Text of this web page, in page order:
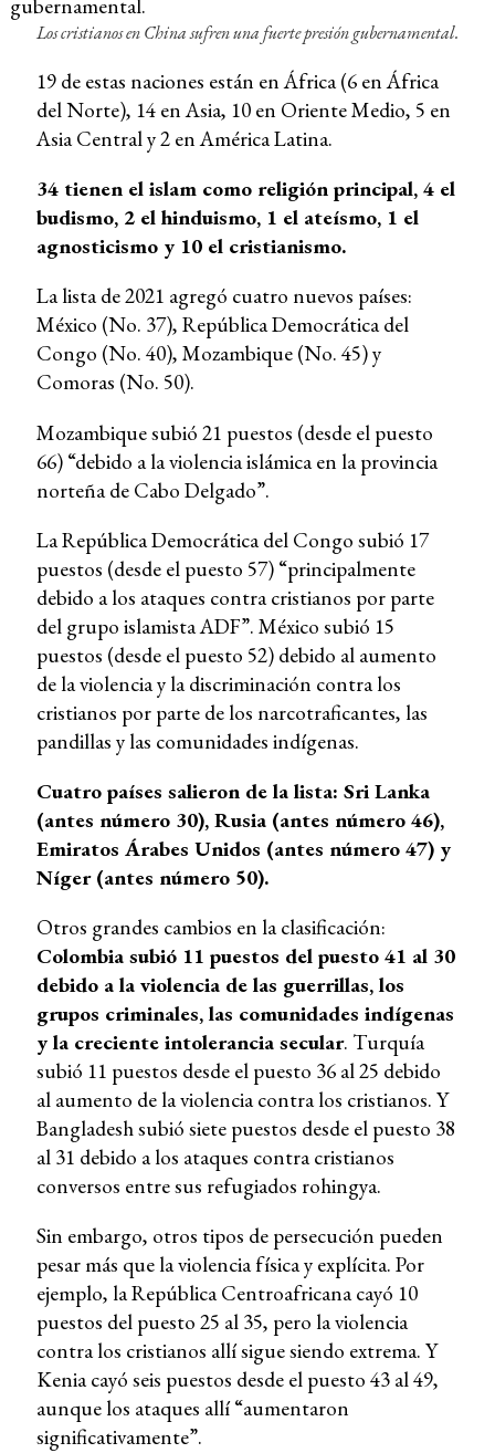
Los cristianos en China sufren una fuerte presión gubernamental.
19 de estas naciones están en África (6 en África
del Norte), 14 en Asia, 10 en Oriente Medio, 5 en
Asia Central y 2 en América Latina.
34 tienen el islam como religión principal, 4 el
budismo, 2 el hinduismo, 1 el ateísmo, 1 el
agnosticismo y 10 el cristianismo.
La lista de 2021 agregó cuatro nuevos países:
México (No. 37), República Democrática del
Congo (No. 40), Mozambique (No. 45) y
Comoras (No. 50).
Mozambique subió 21 puestos (desde el puesto
66) “debido a la violencia islámica en la provincia
norteña de Cabo Delgado”.
La República Democrática del Congo subió 17
puestos (desde el puesto 57) “principalmente
debido a los ataques contra cristianos por parte
del grupo islamista ADF”. México subió 15
puestos (desde el puesto 52) debido al aumento
de la violencia y la discriminación contra los
cristianos por parte de los narcotraficantes, las
pandillas y las comunidades indígenas.
Cuatro países salieron de la lista: Sri Lanka
(antes número 30), Rusia (antes número 46),
Emiratos Árabes Unidos (antes número 47) y
Níger (antes número 50).
Otros grandes cambios en la clasificación:
Colombia subió 11 puestos del puesto 41 al 30
debido a la violencia de las guerrillas, los
grupos criminales, las comunidades indígenas
y la creciente intolerancia secular. Turquía
subió 11 puestos desde el puesto 36 al 25 debido
al aumento de la violencia contra los cristianos. Y
Bangladesh subió siete puestos desde el puesto 38
al 31 debido a los ataques contra cristianos
conversos entre sus refugiados rohingya.
Sin embargo, otros tipos de persecución pueden
pesar más que la violencia física y explícita. Por
ejemplo, la República Centroafricana cayó 10
puestos del puesto 25 al 35, pero la violencia
contra los cristianos allí sigue siendo extrema. Y
Kenia cayó seis puestos desde el puesto 43 al 49,
aunque los ataques allí “aumentaron
significativamente”.